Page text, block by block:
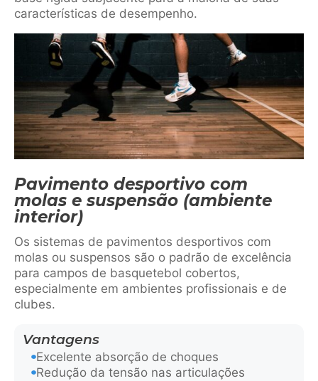
características de desempenho.
Pavimento desportivo com
molas e suspensão (ambiente
interior)
Os sistemas de pavimentos desportivos com
molas ou suspensos são o padrão de excelência
para campos de basquetebol cobertos,
especialmente em ambientes profissionais e de
clubes.
Vantagens
Excelente absorção de choques
Redução da tensão nas articulações